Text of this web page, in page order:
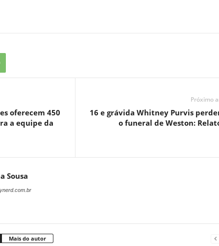
oferecem 450
a equipe da
Próximo
16 e grávida Whitney Purvis
o funeral de Weston:
Sousa
Mais do autor